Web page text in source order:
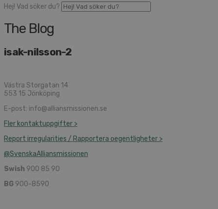
Hej! Vad söker du?
The Blog
isak-nilsson-2
Västra Storgatan 14
553 15 Jönköping
E-post: info@alliansmissionen.se
Fler kontaktuppgifter >
Report irregularities / Rapportera oegentligheter >
@SvenskaAlliansmissionen
Swish 900 85 90
BG 900-8590